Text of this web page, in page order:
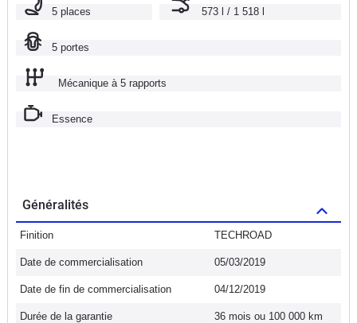
5 places 573 l / 1 518 l
5 portes
Mécanique à 5 rapports
Essence
Généralités
Finition TECHROAD
Date de commercialisation 05/03/2019
Date de fin de commercialisation 04/12/2019
Durée de la garantie 36 mois ou 100 000 km